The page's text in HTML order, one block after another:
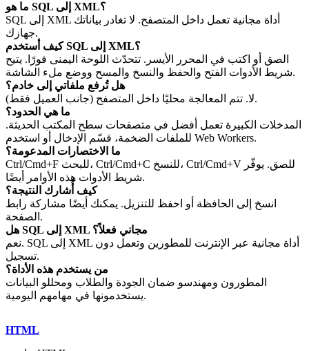
ما هو SQL إلى XML؟
SQL إلى XML أداة مجانية تعمل داخل المتصفح. لا تغادر بياناتك
جهازك.
كيف أستخدم SQL إلى XML؟
الصق أو اكتب في المحرر الأيسر. تتحدّث اللوحة اليمنى فورًا. يتيح
شريط الأدوات الفتح والحفظ والنسخ والمسح ووضع ملء الشاشة.
هل تُرفع ملفاتي إلى خادم؟
لا. تتم المعالجة محليًا داخل المتصفح (جانب العميل فقط).
ما هي الحدود؟
المدخلات الكبيرة تعمل أفضل في متصفحات سطح المكتب الحديثة.
للملفات الضخمة، قسّم الإدخال أو استخدم Web Workers.
ما الاختصارات المدعومة؟
Ctrl/Cmd+F للبحث، Ctrl/Cmd+C للنسخ، Ctrl/Cmd+V للصق. يوفّر
شريط الأدوات هذه الأوامر أيضًا.
كيف أُشارك النتيجة؟
انسخ إلى الحافظة أو احفظ للتنزيل. يمكنك أيضًا مشاركة رابط
الصفحة.
هل SQL إلى XML مجاني فعلاً؟
نعم. SQL إلى XML أداة مجانية عبر الإنترنت للمطورين وتعمل دون
تسجيل.
من يستخدم هذه الأداة؟
المطورون ومهندسو ضمان الجودة والطلاب ومحللو البيانات
يستخدمونها في مهامهم اليومية.
HTML